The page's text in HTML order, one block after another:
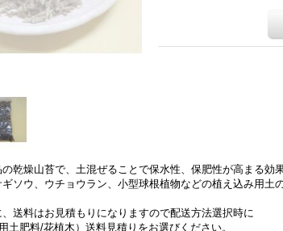
乾燥山苔で、土混ぜることで保水性、保肥性が高まる効
ソウ、ウチョウラン、小型球根植物などの植え込み用土
送料はお見積もりになりますので配送方法選択時に
土肥料/花植木）送料見積りをお選びください。